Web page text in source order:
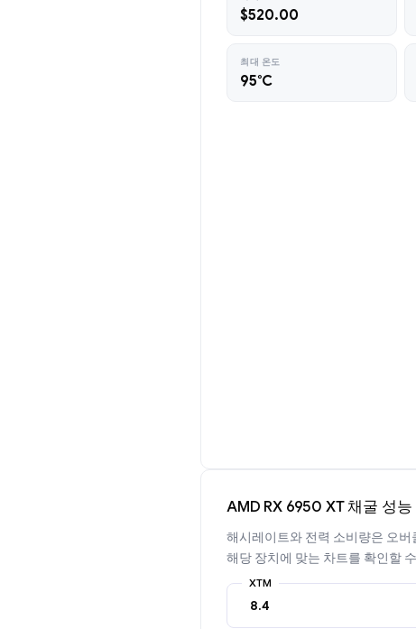
$520.00
최대 온도
95°C
AMD RX 6950 XT 채굴 성능
해시레이트와 전력 소비량은 오
해당 장치에 맞는 차트를 확인할
XTM